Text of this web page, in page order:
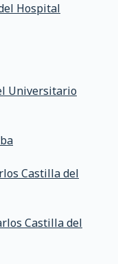
Hospital
Universitario
Castilla del
Castilla del